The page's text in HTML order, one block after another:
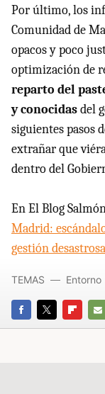
Por último, los
Comunidad de
opacos y poco
optimización de
reparto del
y conocidasdel
siguientes pasos
extrañar que
dentro del
En El Blog
Madrid:
gestión desastrosa
FACEBOOK
TWITTER
E-
TEMAS Entorno